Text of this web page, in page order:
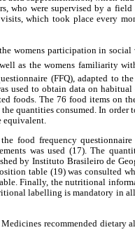
who were supervised by a field
visits, which took place every
womens participation in social
as the womens familiarity
(FFQ), adapted to
used to obtain data on
foods. The 76 food items on
quantities consumed. In order
equivalent.
food frequency
was used (17). The
by Instituto Brasileiro de
table (19) was consulted
Finally, the nutritional
labelling is mandatory in
recommended dietary